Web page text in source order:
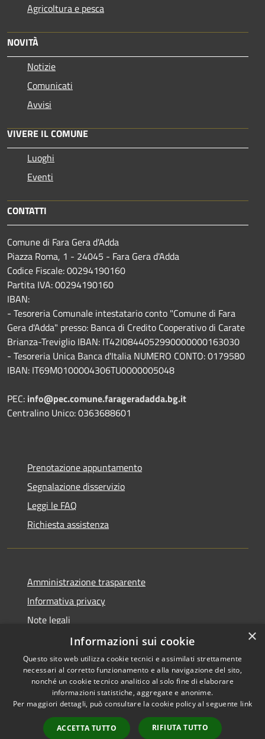
Agricoltura e pesca
NOVITÀ
Notizie
Comunicati
Avvisi
VIVERE IL COMUNE
Luoghi
Eventi
CONTATTI
Comune di Fara Gera d'Adda
Piazza Roma, 1 - 24045 - Fara Gera d'Adda
Codice Fiscale: 00294190160
Partita IVA: 00294190160
IBAN:
- Tesoreria Comunale intestatario conto "Comune di Fara
Gera d'Adda" presso: Banca di Credito Cooperativo di Carate
Brianza-Treviglio IBAN: IT42I0844052990000000163030
- Tesoreria Unica Banca d'Italia NUMERO CONTO: 0179580
IBAN: IT69M0100004306TU0000005048
PEC: info@pec.comune.farageradadda.bg.it
Centralino Unico: 0363688601
Prenotazione appuntamento
Segnalazione disservizio
Leggi le FAQ
Richiesta assistenza
Amministrazione trasparente
Informativa privacy
Note legali
Dichiarazione di accessibilità
RSS
Accessibilità
Copyright © 2026 • Comune di
Municipium•
Accesso
×
Informazioni sui cookie
Questo sito web utilizza cookie tecnici e assimilati strettamente
necessari al corretto funzionamento e alla navigazione del sito,
nonché un cookie tecnico analitico al solo fine di elaborare
informazioni statistiche, aggregate e anonime.
Per maggiori dettagli, può consultare la cookie policy al seguente link
ACCETTA TUTTO RIFIUTA TUTTO